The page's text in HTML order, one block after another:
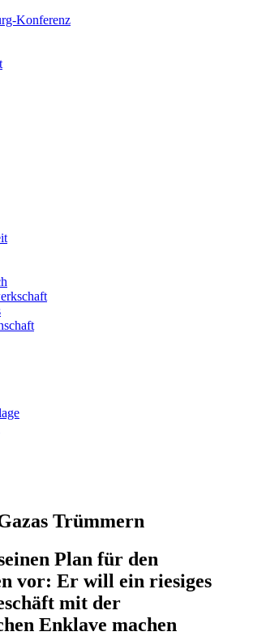
Konferenz
Trümmern
Plan für den
vor: Er will ein riesiges
mit der
Enklave machen